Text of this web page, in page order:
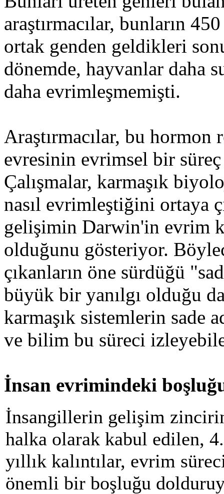
araştırmacılar, bunların
ortak genden geldikleri
dönemde, hayvanlar daha
daha evrimleşmemişti.
Araştırmacılar, bu
evresinin evrimsel bir
Çalışmalar, karmaşık
nasıl evrimleştiğini ortaya
gelişimin Darwin'in evrim
olduğunu gösteriyor.
çıkanların öne sürdüğü
büyük bir yanılgı olduğu
karmaşık sistemlerin sade
ve bilim bu süreci
İnsan evrimindeki
İnsangillerin gelişim
halka olarak kabul edilen,
yıllık kalıntılar, evrim
önemli bir boşluğu